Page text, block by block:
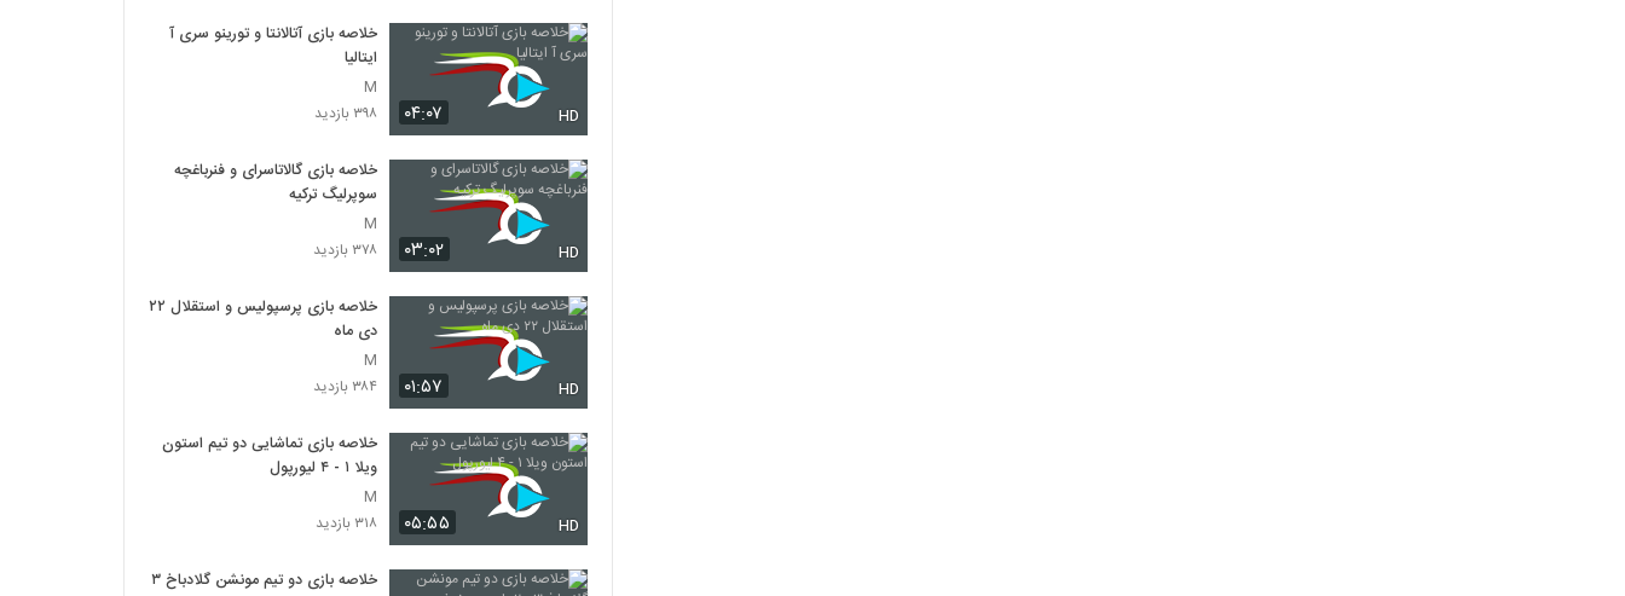
۰۴:۰۷ HD
خلاصه بازی آتالانتا و تورینو سری آ
ایتالیا
M
۳۹۸ بازدید
۰۳:۰۲ HD
خلاصه بازی گالاتاسرای و فنرباغچه
سوپرلیگ ترکیه
M
۳۷۸ بازدید
۰۱:۵۷ HD
خلاصه بازی پرسپولیس و استقلال ۲۲
دی ماه
M
۳۸۴ بازدید
۰۵:۵۵ HD
خلاصه بازی تماشایی دو تیم استون
ویلا ۱ - ۴ لیورپول
M
۳۱۸ بازدید
خلاصه بازی دو تیم مونشن گلادباخ ۳